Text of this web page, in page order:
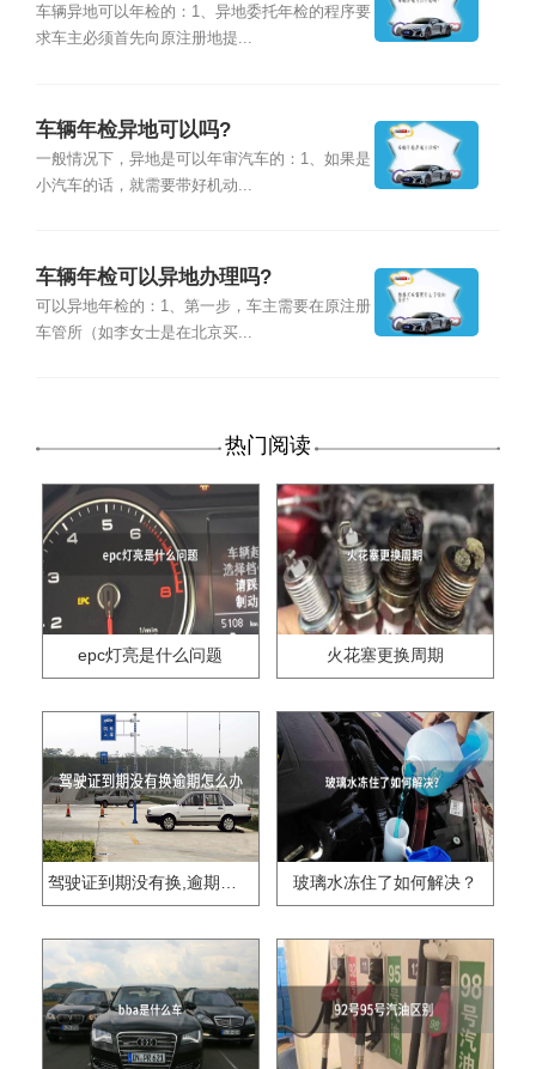
车辆异地可以年检的：1、异地委托年检的程序要
求车主必须首先向原注册地提...
车辆年检异地可以吗?
一般情况下，异地是可以年审汽车的：1、如果是
小汽车的话，就需要带好机动...
车辆年检可以异地办理吗?
可以异地年检的：1、第一步，车主需要在原注册
车管所（如李女士是在北京买...
热门阅读
epc灯亮是什么问题 火花塞更换周期
驾驶证到期没有换,逾期怎么办?? 玻璃水冻住了如何解决？